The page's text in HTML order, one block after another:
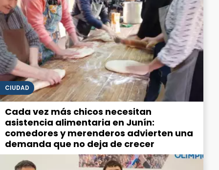
CIUDAD
Cada vez más chicos necesitan
asistencia alimentaria en Junín:
comedores y merenderos advierten una
demanda que no deja de crecer